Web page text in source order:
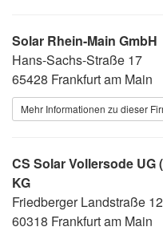
Solar Rhein-Main GmbH
Hans-Sachs-Straße 17
65428 Frankfurt am Main
Mehr Informationen zu dieser
CS Solar Vollersode
KG
Friedberger Landstraße
60318 Frankfurt am Main